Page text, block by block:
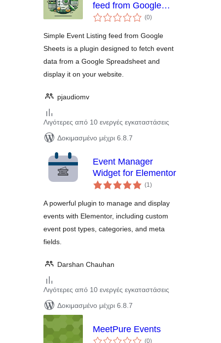
feed from Google
Sheets
(0αξιολογήσεις
σύνολο
)
Simple Event Listing feed from Google
Sheets is a plugin designed to fetch event
data from a Google Spreadsheet and
display it on your website.
pjaudiomv
Λιγότερες από 10 ενεργές εγκαταστάσεις
Δοκιμασμένο μέχρι 6.8.7
Event Manager
Widget for Elementor
(1αξιολογήσεις
σύνολο
)
A powerful plugin to manage and display
events with Elementor, including custom
event post types, categories, and meta
fields.
Darshan Chauhan
Λιγότερες από 10 ενεργές εγκαταστάσεις
Δοκιμασμένο μέχρι 6.8.7
MeetPure Events
(0αξιολογήσεις
)